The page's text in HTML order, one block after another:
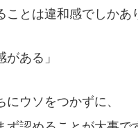
ことは違和感でしかあ
がある」
ウソをつかずに、